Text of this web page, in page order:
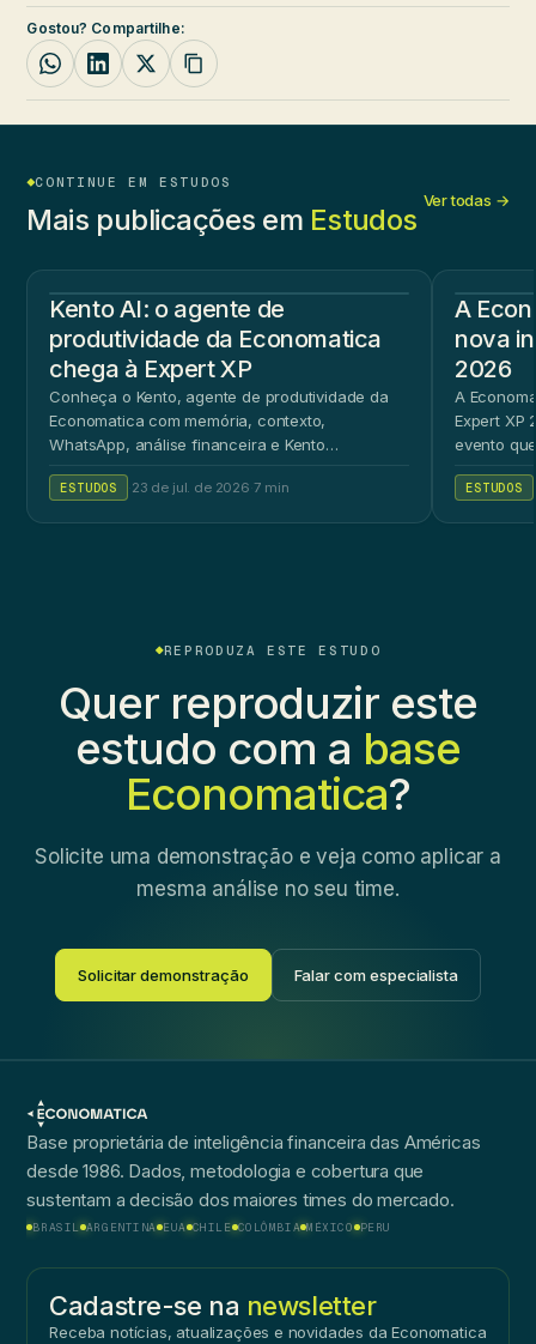
Gostou? Compartilhe:
CONTINUE EM ESTUDOS
Mais publicações em Estudos
Ver todas →
Kento AI: o agente de
produtividade da Economatica
chega à Expert XP
Conheça o Kento, agente de produtividade da
Economatica com memória, contexto,
WhatsApp, análise financeira e Kento
ESTUDOS 23 de jul. de 2026 7 min
A
nova
2026
A
Expert XP
evento
ESTUDOS
REPRODUZA ESTE ESTUDO
Quer reproduzir este
estudo com a base
Economatica?
Solicite uma demonstração e veja como aplicar a
mesma análise no seu time.
Solicitar demonstração Falar com especialista
Base proprietária de inteligência financeira das Américas
desde 1986. Dados, metodologia e cobertura que
sustentam a decisão dos maiores times do mercado.
BRASIL ARGENTINA EUA CHILE COLÔMBIA MÉXICO PERU
Cadastre-se na newsletter
Receba notícias, atualizações e novidades da Economatica